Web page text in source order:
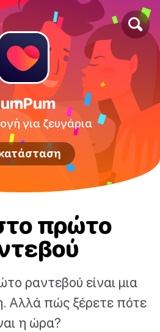
για ζευγάρια
πρώτο
ραντεβού είναι μια
Αλλά πώς ξέρετε πότε
η ώρα?